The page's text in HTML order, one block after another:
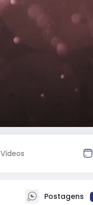
Vídeos
Postagens